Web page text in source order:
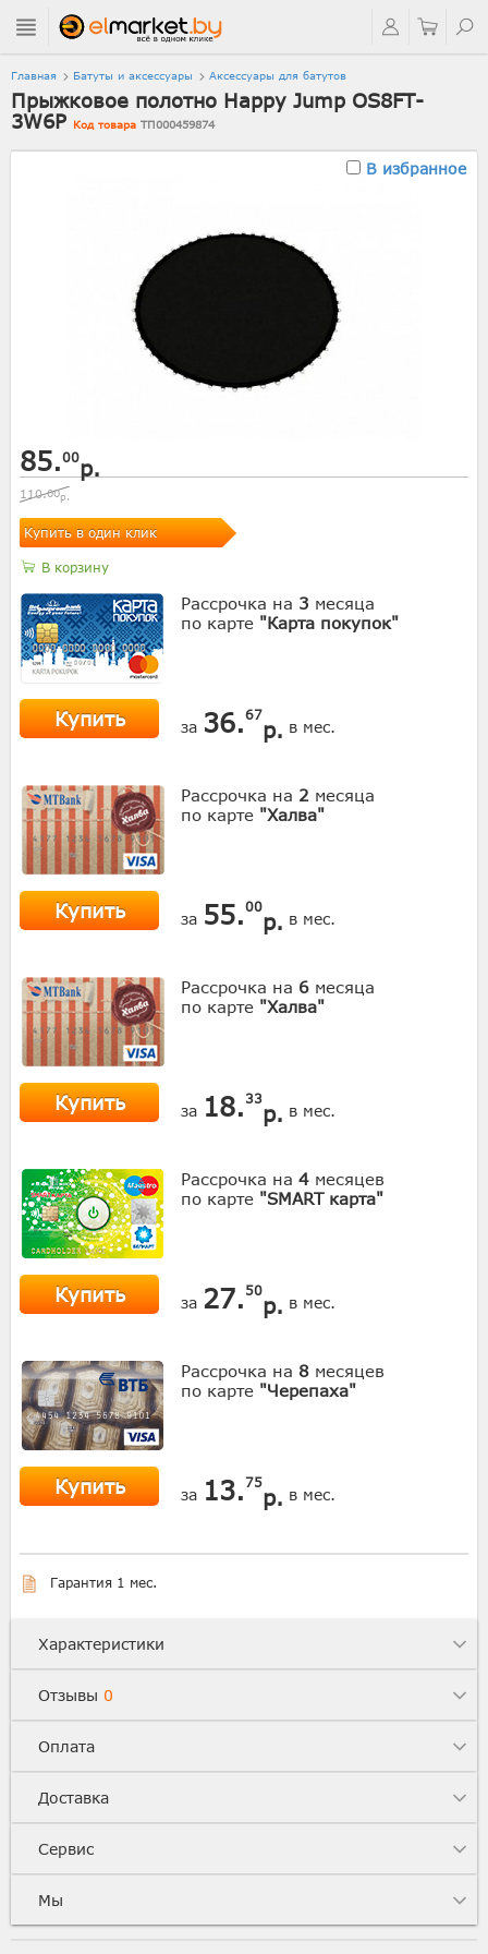
Главная Батуты и аксессуары Аксессуары для батутов
Прыжковое полотно Happy Jump OS8FT-
3W6P Код товара ТП000459874
В избранное
85.00р.
110.00р.
Купить в один клик
В корзину
Рассрочка на 3 месяца
по карте "Карта покупок"
Купить за 36.67
р. в мес.
Рассрочка на 2 месяца
по карте "Халва"
Купить за 55.00
р. в мес.
Рассрочка на 6 месяца
по карте "Халва"
Купить за 18. 33
р. в мес.
Рассрочка на 4 месяцев
по карте "SMART карта"
Купить за 27. 50
р. в мес.
Рассрочка на 8 месяцев
по карте "Черепаха"
Купить за 13. 75
р. в мес.
Гарантия 1 мес.
Характеристики
Отзывы 0
Оплата
Доставка
Сервис
Мы